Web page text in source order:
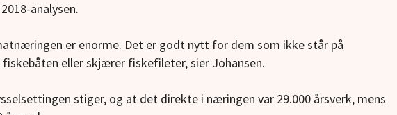
analysen.
er enorme. Det er godt nytt for dem som ikke står på
eller skjærer fiskefileter, sier Johansen.
stiger, og at det direkte i næringen var 29.000 årsverk, mens